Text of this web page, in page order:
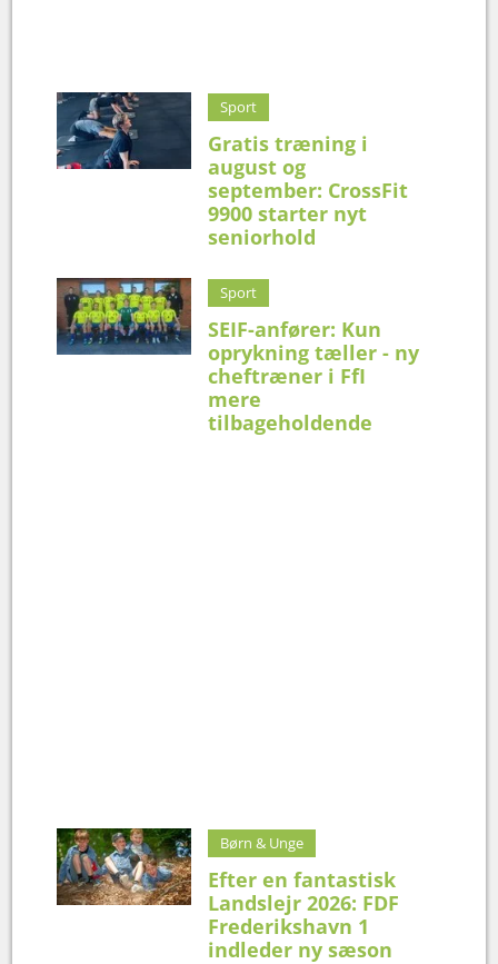
Sport
Gratis træning i
august og
september: CrossFit
9900 starter nyt
seniorhold
Sport
SEIF-anfører: Kun
oprykning tæller - ny
cheftræner i FfI
mere
tilbageholdende
Børn & Unge
Efter en fantastisk
Landslejr 2026: FDF
Frederikshavn 1
indleder ny sæson